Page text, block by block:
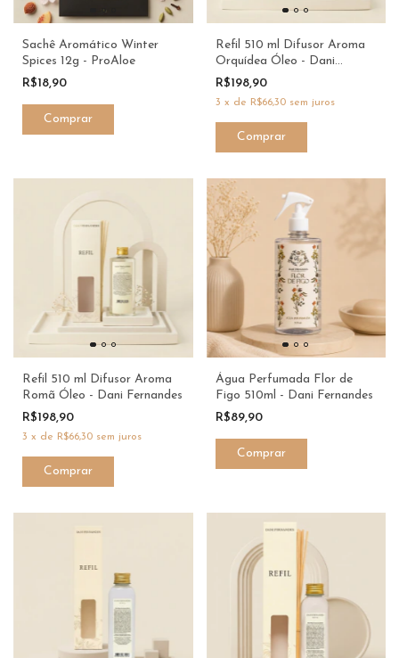
Sachê Aromático Winter
Spices 12g - ProAloe
R$18,90
Refil 510 ml Difusor Aroma
Orquídea Óleo - Dani
Fernandes
R$198,90
3 x de R$66,30 sem juros
Refil 510 ml Difusor Aroma
Romã Óleo - Dani Fernandes
R$198,90
3 x de R$66,30 sem juros
Água Perfumada Flor de
Figo 510ml - Dani Fernandes
R$89,90